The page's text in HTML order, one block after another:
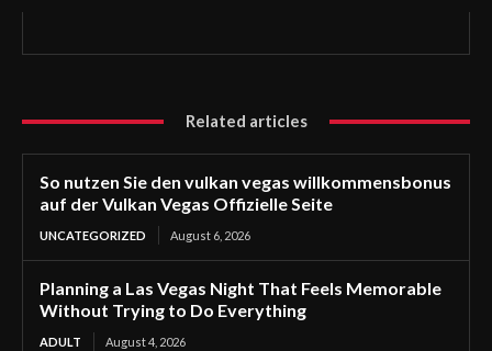
Related articles
So nutzen Sie den vulkan vegas willkommensbonus
auf der Vulkan Vegas Offizielle Seite
UNCATEGORIZED August 6, 2026
Planning a Las Vegas Night That Feels Memorable
Without Trying to Do Everything
ADULT August 4, 2026